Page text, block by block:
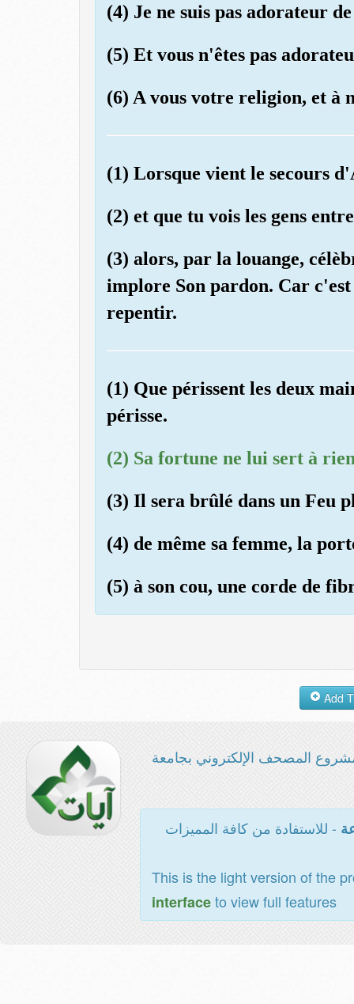
(4) Je ne suis pas adorateur
(5) Et vous n'êtes pas
(6) A vous votre religion, et à
(1) Lorsque vient le secours
(2) et que tu vois les gens
(3) alors, par la louange,
implore Son pardon. Car
repentir.
(1) Que périssent les deux
périsse.
(2) Sa fortune ne lui sert à
(3) Il sera brûlé dans un Feu
(4) de même sa femme, la
(5) à son cou, une corde de
المصحف الإلكتروني بجامعة
- للاستفادة من كافة المميزات
This is the light version of the
interfaceto view full features